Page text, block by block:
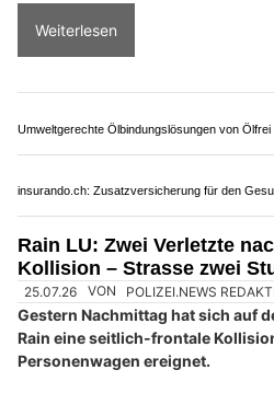
POLIZEI.NEWS
auf der Hans Huber-Strasse auf
seitlich-frontalen Kollision
einem Auto.
Dabei wurde der Motorradlenker
Weiterlesen